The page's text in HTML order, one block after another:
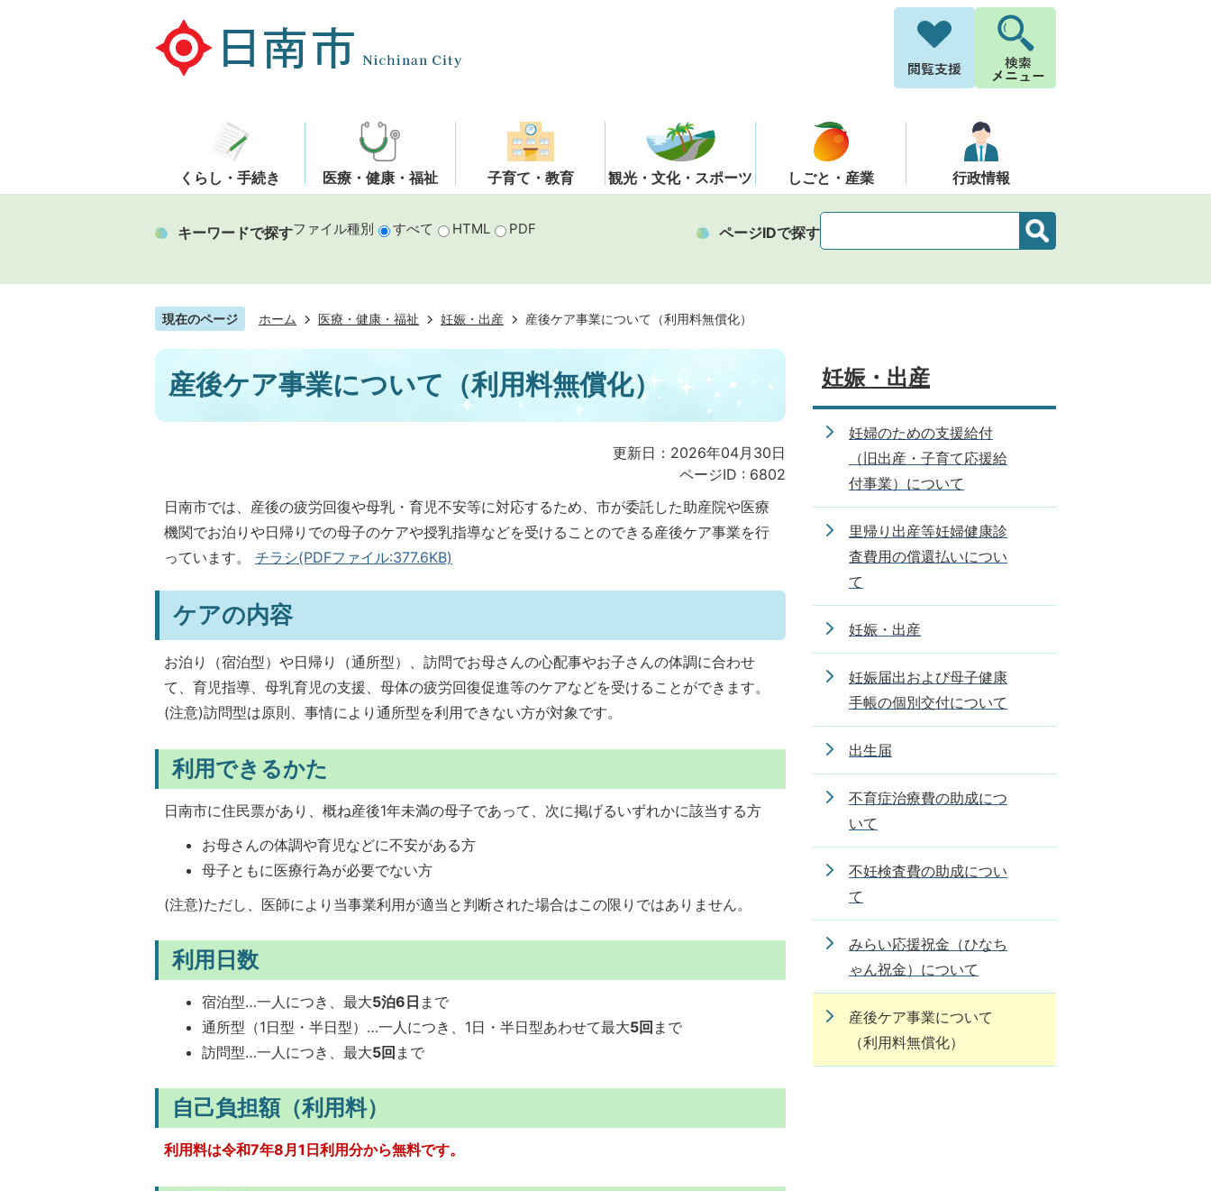
くらし・手続き 医療・健康・福祉 子育て・教育 観光・文化・スポーツ しごと・産業 行政情報
キーワードで探すファイル種別 すべて HTML PDF ページIDで探す
現在のページ ホーム 医療・健康・福祉 妊娠・出産 産後ケア事業について（利用料無償化）
産後ケア事業について（利用料無償化）
更新日：2026年04月30日
ページID : 6802
日南市では、産後の疲労回復や母乳・育児不安等に対応するため、市が委託した助産院や医療
機関でお泊りや日帰りでの母子のケアや授乳指導などを受けることのできる産後ケア事業を行
っています。 チラシ(PDFファイル:377.6KB)
ケアの内容
お泊り（宿泊型）や日帰り（通所型）、訪問でお母さんの心配事やお子さんの体調に合わせ
て、育児指導、母乳育児の支援、母体の疲労回復促進等のケアなどを受けることができます。
(注意)訪問型は原則、事情により通所型を利用できない方が対象です。
利用できるかた
日南市に住民票があり、概ね産後1年未満の母子であって、次に掲げるいずれかに該当する方
お母さんの体調や育児などに不安がある方
母子ともに医療行為が必要でない方
(注意)ただし、医師により当事業利用が適当と判断された場合はこの限りではありません。
利用日数
宿泊型…一人につき、最大5泊6日 まで
通所型（1日型・半日型）…一人につき、1日・半日型あわせて最大5回 まで
訪問型…一人につき、最大5回 まで
自己負担額（利用料）
利用料は令和7年8月1日利用分から無料です。
妊娠・出産
妊婦のための支援給付
（旧出産・子育て応援給
付事業）について
里帰り出産等妊婦健康診
査費用の償還払いについ
て
妊娠・出産
妊娠届出および母子健康
手帳の個別交付について
出生届
不育症治療費の助成につ
いて
不妊検査費の助成につい
て
みらい応援祝金（ひなち
ゃん祝金）について
産後ケア事業について
（利用料無償化）